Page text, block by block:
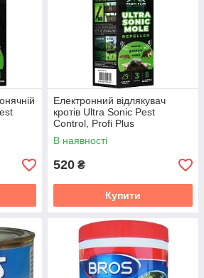
Електронний відлякувач
кротів Ultra Sonic Pest
Control, Profi Plus
В наявності
520 ₴
Купити